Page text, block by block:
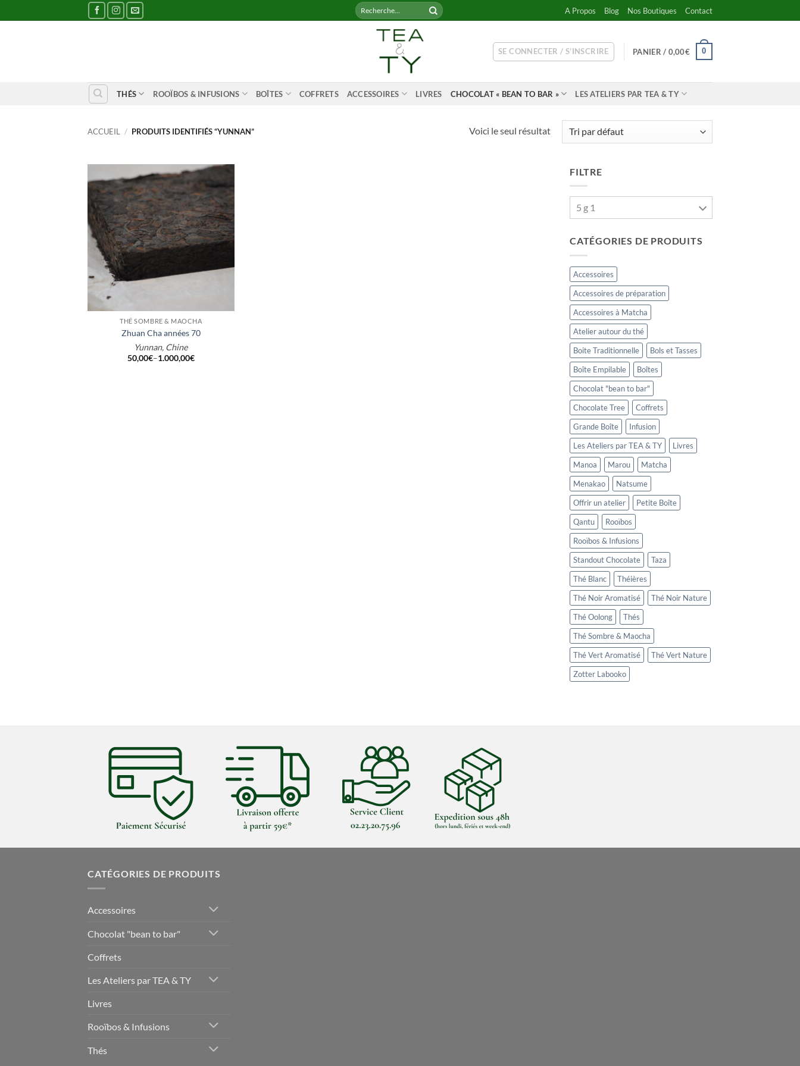
au
Recherche
pour :
A Propos Blog Nos Boutiques Contact
SE CONNECTER / S’INSCRIRE PANIER / 0,00€ 0
THÉS ROOÏBOS & INFUSIONS BOÎTES COFFRETS ACCESSOIRES LIVRES CHOCOLAT « BEAN TO BAR » LES ATELIERS PAR TEA & TY
ACCUEIL / PRODUITS IDENTIFIÉS “YUNNAN” Voici le seul résultat
+
THÉ SOMBRE & MAOCHA
Zhuan Cha années 70
Yunnan, Chine
50,00€–1.000,00€
FILTRE
5 g 1
CATÉGORIES DE PRODUITS
Accessoires
Accessoires de préparation
Accessoires à Matcha
Atelier autour du thé
Boite Traditionnelle
Bols et Tasses
Boîte Empilable
Boîtes
Chocolat "bean to bar"
Chocolate Tree
Coffrets
Grande Boîte
Infusion
Les Ateliers par TEA & TY
Livres
Manoa
Marou
Matcha
Menakao
Natsume
Offrir un atelier
Petite Boîte
Qantu
Rooïbos
Rooïbos & Infusions
Standout Chocolate
Taza
Thé Blanc
Théières
Thé Noir Aromatisé
Thé Noir Nature
Thé Oolong
Thés
Thé Sombre & Maocha
Thé Vert Aromatisé
Thé Vert Nature
Zotter Labooko
CATÉGORIES DE PRODUITS
Accessoires
Chocolat "bean to bar"
Coffrets
Les Ateliers par TEA & TY
Livres
Rooïbos & Infusions
Thés